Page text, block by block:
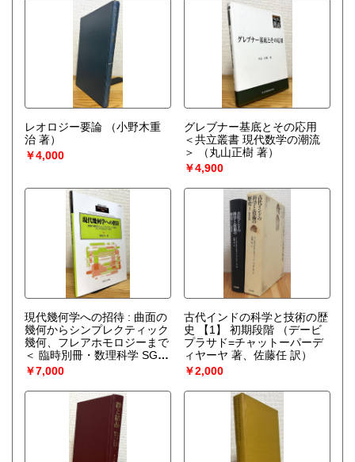
レオロジー要論
（小野木重
治 著）
￥4,000
グレブナー基底とその応用
＜共立叢書 現代数学の潮流
＞
（丸山正樹 著）
￥4,900
現代幾何学への招待 : 曲面の
幾何からシンプレクティック
幾何、フレアホモロジーまで
＜ 臨時別冊・数理科学 SGC
ライブラリ 124＞
子 著）
￥7,000
古代インドの科学と技術の歴
史 【1】 初期段階
（デービ
プラサド=チャットーパーデ
ィヤーヤ 著、佐藤任 訳）
￥2,000